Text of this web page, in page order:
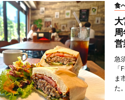
食
営
急
ま
た。